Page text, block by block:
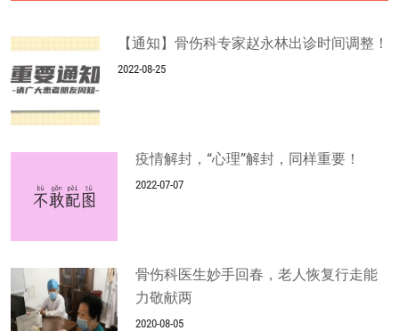
【通知】骨伤科专家赵永林出诊时间调整！
2022-08-25
疫情解封，“心理”解封，同样重要！
2022-07-07
骨伤科医生妙手回春，老人恢复行走能
力敬献两
2020-08-05